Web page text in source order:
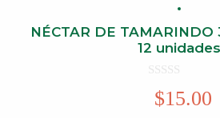
NÉCTAR DE
12 unidades
$15.00